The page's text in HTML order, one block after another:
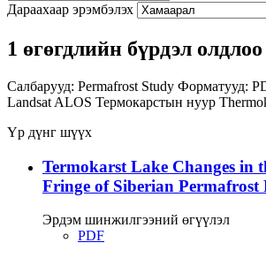
Дараахаар эрэмбэлэх
1 өгөгдлийн бүрдэл олдлоо
Салбарууд: Permafrost Study Форматууд:
Landsat ALOS Термокарстын нуур
Үр дүнг шүүх
Termokarst Lake Changes in
Fringe of Siberian Permafrost
Эрдэм шинжилгээний өгүүлэл
PDF